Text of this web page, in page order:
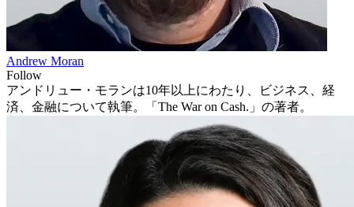
Andrew Moran
Follow
アンドリュー・モランは10年以上にわたり、ビジネス、経
済、金融について執筆。「The War on Cash.」の著者。